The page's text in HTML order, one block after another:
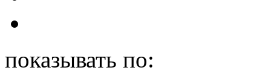
показывать по: